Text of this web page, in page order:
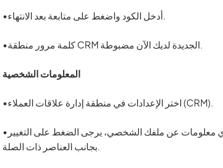
•أدخل الكود واضغط على متابعة بعد الانتهاء.
•كلمة مرور منطقة CRM الجديدة لديك الآن مضبوطة.
المعلومات الشخصية
•اختر الإعدادات في منطقة إدارة علاقات العملاء (CRM).
•من هنا يمكنك مراجعة معلوماتك المسجلة؛ إذا كنت ترغب في تغيير أي معلومات عن ملفك الشخصي، يرجى الضغط على التغيير
بجانب العناصر ذات الصلة.